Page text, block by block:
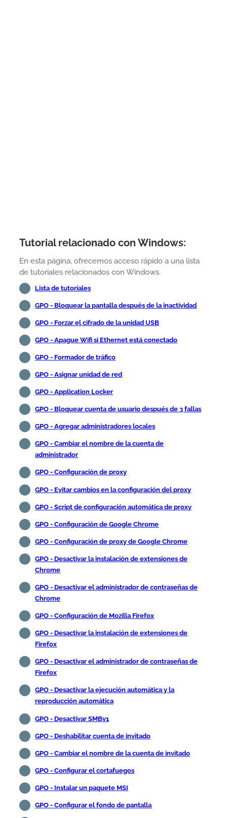
Tutorial relacionado con Windows:
En esta página, ofrecemos acceso rápido a una lista
de tutoriales relacionados con Windows.
Lista de tutoriales
GPO - Bloquear la pantalla después de la inactividad
GPO - Forzar el cifrado de la unidad USB
GPO - Apague Wifi si Ethernet está conectado
GPO - Formador de tráfico
GPO - Asignar unidad de red
GPO - Application Locker
GPO - Bloquear cuenta de usuario después de 3 fallas
GPO - Agregar administradores locales
GPO - Cambiar el nombre de la cuenta de
administrador
GPO - Configuración de proxy
GPO - Evitar cambios en la configuración del proxy
GPO - Script de configuración automática de proxy
GPO - Configuración de Google Chrome
GPO - Configuración de proxy de Google Chrome
GPO - Desactivar la instalación de extensiones de
Chrome
GPO - Desactivar el administrador de contraseñas de
Chrome
GPO - Configuración de Mozilla Firefox
GPO - Desactivar la instalación de extensiones de
Firefox
GPO - Desactivar el administrador de contraseñas de
Firefox
GPO - Desactivar la ejecución automática y la
reproducción automática
GPO - Desactivar SMBv1
GPO - Deshabilitar cuenta de invitado
GPO - Cambiar el nombre de la cuenta de invitado
GPO - Configurar el cortafuegos
GPO - Instalar un paquete MSI
GPO - Configurar el fondo de pantalla